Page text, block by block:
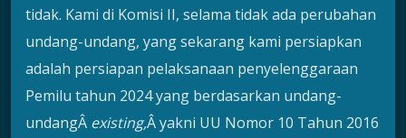
tidak. Kami di Komisi II, selama tidak ada perubahan
undang-undang, yang sekarang kami persiapkan
adalah persiapan pelaksanaan penyelenggaraan
Pemilu tahun 2024 yang berdasarkan undang-
undangÂ existing,Â yakni UU Nomor 10 Tahun 2016